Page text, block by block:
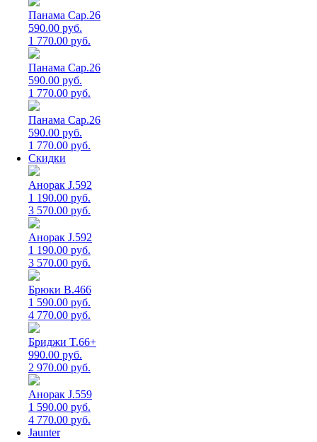
Панама Cap.26
590.00 руб.
1 770.00 руб.
Панама Cap.26
590.00 руб.
1 770.00 руб.
Панама Cap.26
590.00 руб.
1 770.00 руб.
Скидки
Анорак J.592
1 190.00 руб.
3 570.00 руб.
Анорак J.592
1 190.00 руб.
3 570.00 руб.
Брюки B.466
1 590.00 руб.
4 770.00 руб.
Бриджи T.66+
990.00 руб.
2 970.00 руб.
Анорак J.559
1 590.00 руб.
4 770.00 руб.
Jaunter